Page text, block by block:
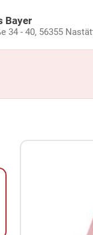
Bayer
34 - 40, 56355